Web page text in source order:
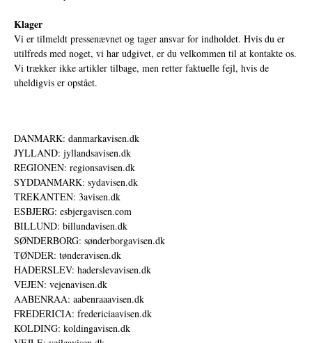
Klager
Vi er tilmeldt pressenævnet og tager ansvar for indholdet. Hvis du er
utilfreds med noget, vi har udgivet, er du velkommen til at kontakte os.
Vi trækker ikke artikler tilbage, men retter faktuelle fejl, hvis de
uheldigvis er opstået.
DANMARK: danmarkavisen.dk
JYLLAND: jyllandsavisen.dk
REGIONEN: regionsavisen.dk
SYDDANMARK: sydavisen.dk
TREKANTEN: 3avisen.dk
ESBJERG: esbjergavisen.com
BILLUND: billundavisen.dk
SØNDERBORG: sønderborgavisen.dk
TØNDER: tønderavisen.dk
HADERSLEV: haderslevavisen.dk
VEJEN: vejenavisen.dk
AABENRAA: aabenraaavisen.dk
FREDERICIA: fredericiaavisen.dk
KOLDING: koldingavisen.dk